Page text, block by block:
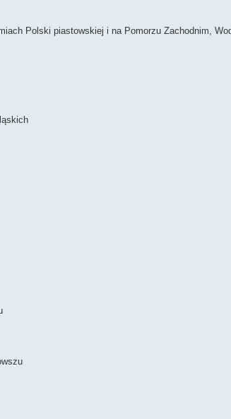
Polski piastowskiej i na Pomorzu Zachodnim,